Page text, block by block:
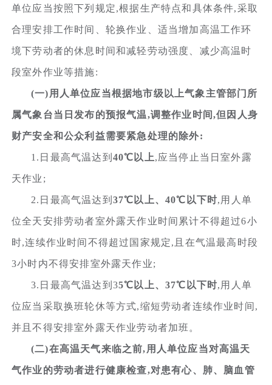
单位应当按照下列规定,根据生产特点和具体条件,采取
合理安排工作时间、轮换作业、适当增加高温工作环
境下劳动者的休息时间和减轻劳动强度、减少高温时
段室外作业等措施:
(一)用人单位应当根据地市级以上气象主管部门所
属气象台当日发布的预报气温,调整作业时间,但因人身
财产安全和公众利益需要紧急处理的除外:
1.日最高气温达到 40℃以上,应当停止当日室外露
天作业;
2.日最高气温达到 37℃以上、40℃以下时,用人单
位全天安排劳动者室外露天作业时间累计不得超过6小
时,连续作业时间不得超过国家规定,且在气温最高时段
3小时内不得安排室外露天作业;
3.日最高气温达到35℃以上、37℃以下时,用人单
位应当采取换班轮休等方式,缩短劳动者连续作业时间,
并且不得安排室外露天作业劳动者加班。
(二)在高温天气来临之前,用人单位应当对高温天
气作业的劳动者进行健康检查,对患有心、肺、脑血管